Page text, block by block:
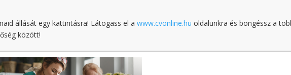
állását egy kattintásra! Látogass el awww.cvonline.hu oldalunkra és böngéssz a
között!